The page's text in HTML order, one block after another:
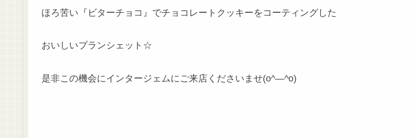
ほろ苦い『ビターチョコ』でチョコレートクッキーをコーティングした
おいしいプランシェット☆
是非この機会にインタージェムにご来店くださいませ(o^―^o)